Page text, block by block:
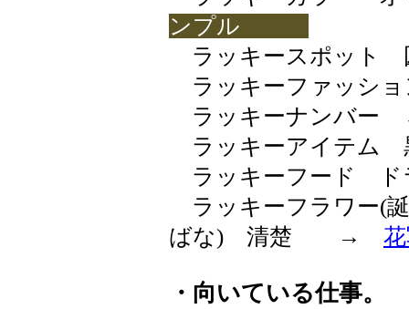
ンプル
ラッキースポット
ラッキーファッシ
ラッキーナンバー
ラッキーアイテム
ラッキーフード ド
ラッキーフラワー(
ばな) 清楚 →
・向いている仕事。